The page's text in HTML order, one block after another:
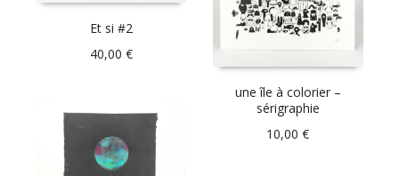
Et si #2
40,00 €
une île à colorier –
sérigraphie
10,00€